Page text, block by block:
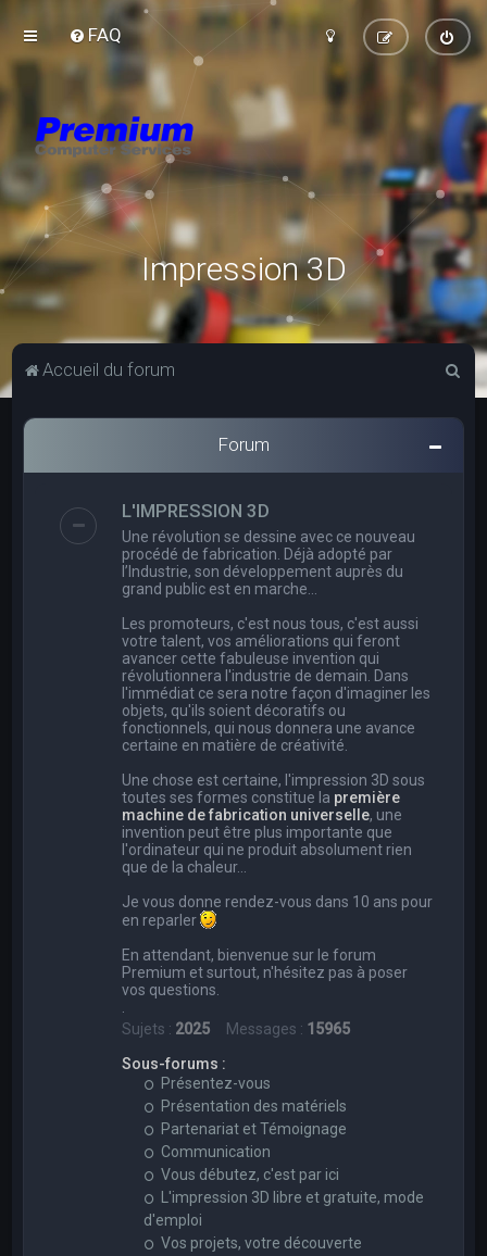
FAQ
Impression 3D
Accueil du forum
c
Forum
L'IMPRESSION 3D
Une révolution se dessine avec ce nouveau
procédé de fabrication. Déjà adopté par
l’Industrie, son développement auprès du
grand public est en marche…
Les promoteurs, c'est nous tous, c'est aussi
votre talent, vos améliorations qui feront
avancer cette fabuleuse invention qui
révolutionnera l'industrie de demain. Dans
l'immédiat ce sera notre façon d'imaginer les
objets, qu'ils soient décoratifs ou
fonctionnels, qui nous donnera une avance
certaine en matière de créativité.
Une chose est certaine, l'impression 3D sous
toutes ses formes constitue la première
machine de fabrication universelle, une
invention peut être plus importante que
l'ordinateur qui ne produit absolument rien
que de la chaleur...
Je vous donne rendez-vous dans 10 ans pour
en reparler
En attendant, bienvenue sur le forum
Premium et surtout, n'hésitez pas à poser
vos questions.
Sujets : 2025 Messages : 15965
Sous-forums :
Présentez-vous
Présentation des matériels
Partenariat et Témoignage
Communication
Vous débutez, c'est par ici
L'impression 3D libre et gratuite, mode
d'emploi
Vos projets, votre découverte